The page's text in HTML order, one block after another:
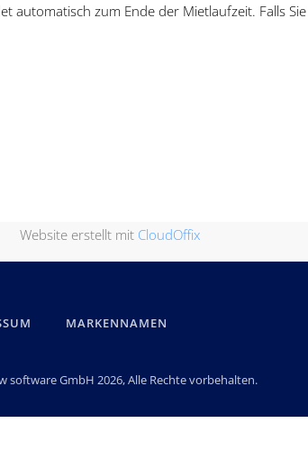
automatisch zum Ende der Mietlaufzeit. Falls
Website erstellt mit CloudOffix
MARKENNAMEN
software GmbH 2026, Alle Rechte vorbehalten.